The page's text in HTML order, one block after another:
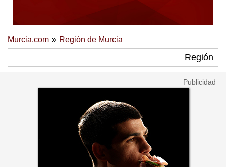
Murcia.com Región de Murcia
Región